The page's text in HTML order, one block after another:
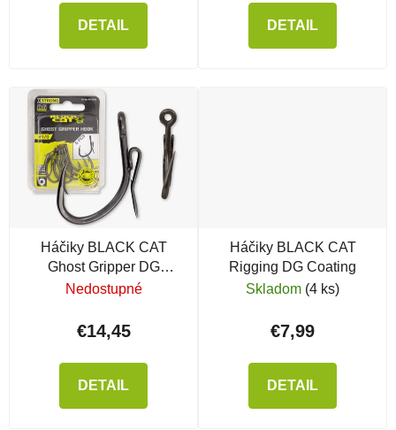
DETAIL DETAIL
Háčiky BLACK CAT
Ghost Gripper DG
Coating
Nedostupné
€14,45
DETAIL
Háčiky BLACK CAT
Rigging DG Coating
Skladom (4 ks)
€7,99
DETAIL